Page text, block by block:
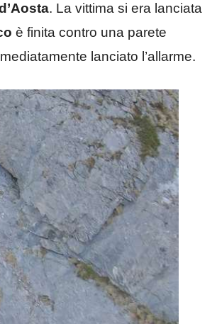
. La vittima si era lanciata
è finita contro una parete
lanciato l’allarme.